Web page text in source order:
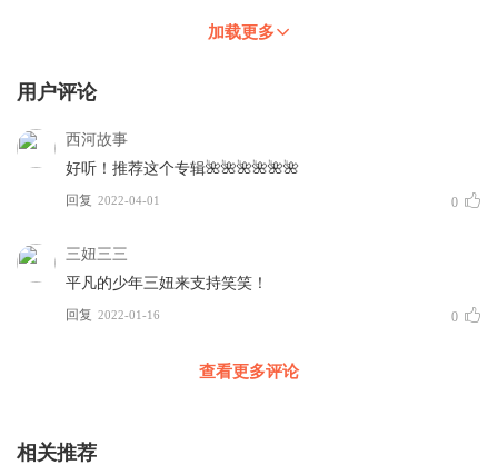
加载更多
用户评论
西河故事
好听！推荐这个专辑🌺🌺🌺🌺🌺🌺
回复 2022-04-01 0
三妞三三
平凡的少年三妞来支持笑笑！
回复 2022-01-16 0
查看更多评论
相关推荐